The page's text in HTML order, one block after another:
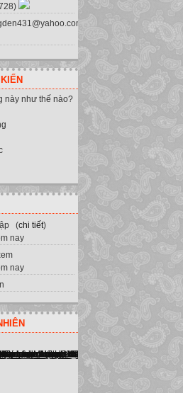
này như thế nào?
(chi tiết)
nay
nay